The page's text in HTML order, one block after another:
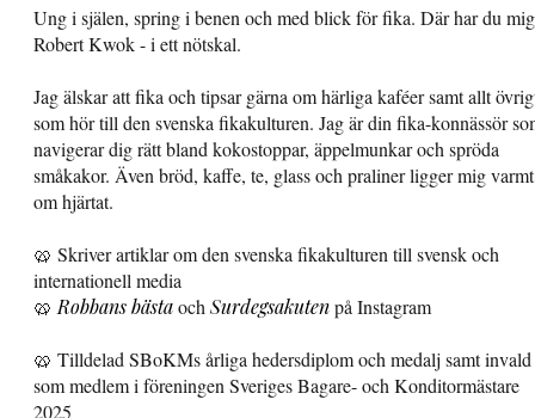
Ung i själen, spring i benen och med blick för fika. Där har du
Robert Kwok - i ett nötskal.
Jag älskar att fika och tipsar gärna om härliga kaféer samt allt
som hör till den svenska fikakulturen. Jag är din fika-konnässör
navigerar dig rätt bland kokostoppar, äppelmunkar och spröda
småkakor. Även bröd, kaffe, te, glass och praliner ligger mig varmt
om hjärtat.
🥨 Skriver artiklar om den svenska fikakulturen till svensk och
internationell media
🥨 Robbans bästaoch Surdegsakutenpå Instagram
🥨 Tilldelad SBoKMs årliga hedersdiplom och medalj samt invald
som medlem i föreningen Sveriges Bagare- och Konditormästare
2025